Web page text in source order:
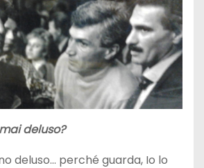
deluso?
deluso… perché guarda, Io lo